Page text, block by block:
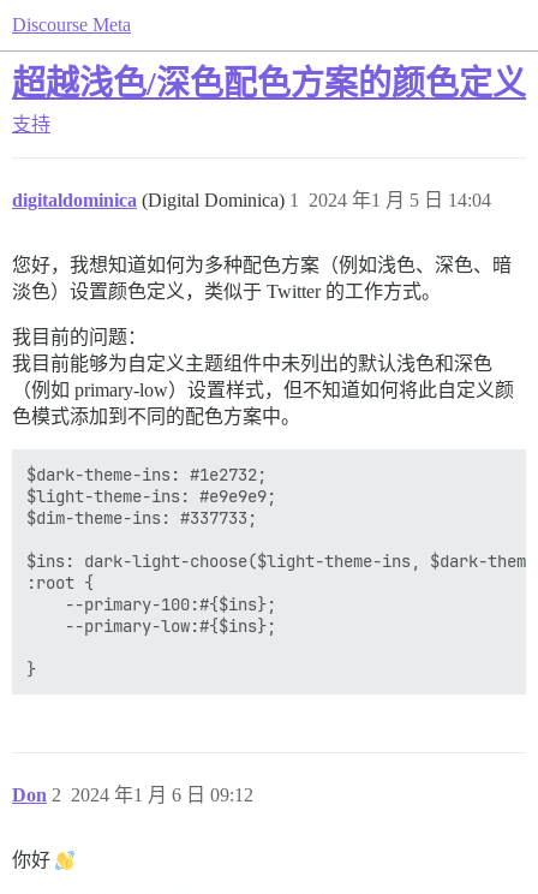
Discourse Meta
超越浅色/深色配色方案的颜色定义
支持
digitaldominica (Digital Dominica) 2024 年1 月 5 日 14:04
1
您好，我想知道如何为多种配色方案（例如浅色、深色、暗
淡色）设置颜色定义，类似于 Twitter 的工作方式。
我目前的问题：
我目前能够为自定义主题组件中未列出的默认浅色和深色
（例如 primary-low）设置样式，但不知道如何将此自定义颜
色模式添加到不同的配色方案中。
$dark-theme-ins: #1e2732;
$light-theme-ins: #e9e9e9;
$dim-theme-ins: #337733;
$ins: dark-light-choose($light-theme-ins, $dark-
:root {
    --primary-100:#{$ins};
    --primary-low:#{$ins};
Don 2024 年1 月 6 日 09:12
2
你好